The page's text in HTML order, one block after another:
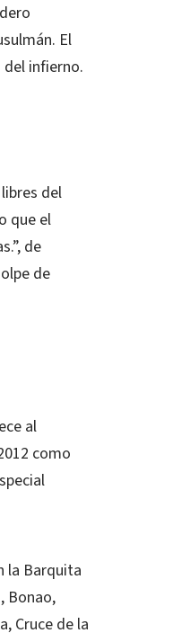
El
infierno.
del
que el
de
de
al
como
la Barquita
Bonao,
Cruce de la